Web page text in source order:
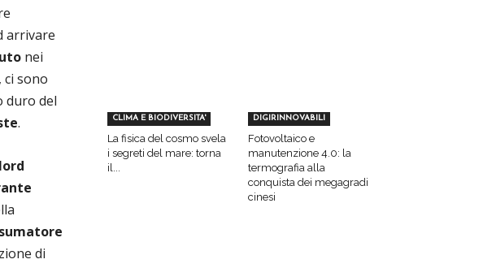
arrivare
nei
ci sono
duro del
.
di
CLIMA E BIODIVERSITA'
La fisica del cosmo svela
i segreti del mare: torna
il...
DIGIRINNOVABILI
Fotovoltaico e
manutenzione 4.0: la
termografia alla
conquista dei megagradi
cinesi